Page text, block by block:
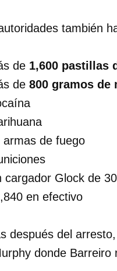
también
de 1,600 pastillas
de 800 gramos de
armas de fuego
cargador Glock de
en efectivo
después del
donde Barreiro